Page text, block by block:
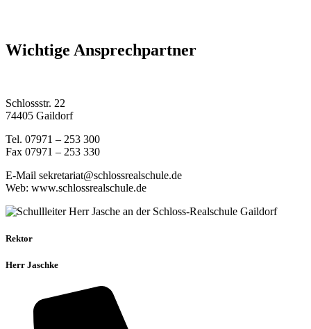
Wichtige Ansprechpartner
Schlossstr. 22
74405 Gaildorf
Tel. 07971 – 253 300
Fax 07971 – 253 330
E-Mail sekretariat@schlossrealschule.de
Web: www.schlossrealschule.de
Rektor
Herr Jaschke